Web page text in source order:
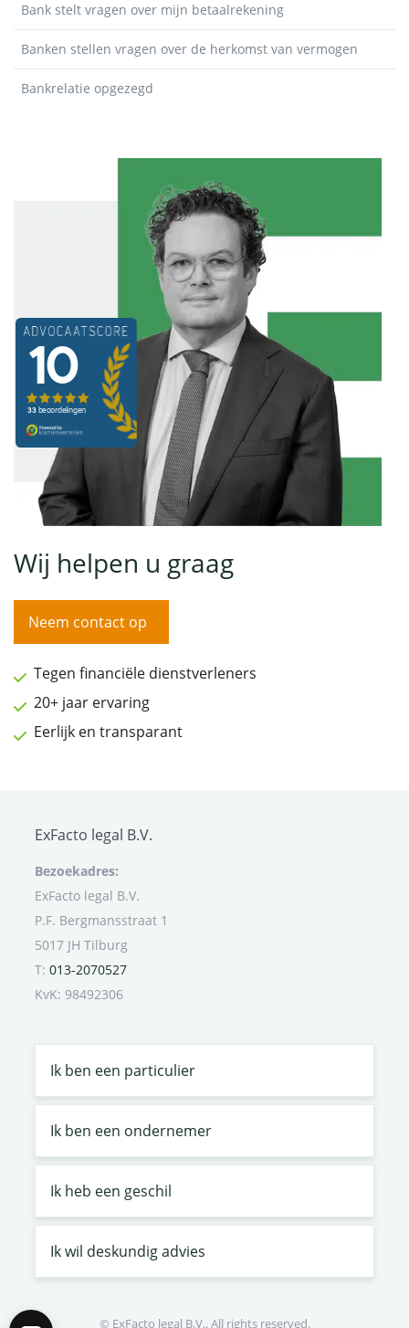
Bank stelt vragen over mijn betaalrekening
Banken stellen vragen over de herkomst van vermogen
Bankrelatie opgezegd
Wij helpen u graag
Neem contact op
Tegen financiële dienstverleners
20+ jaar ervaring
Eerlijk en transparant
ExFacto legal B.V.
Bezoekadres:
ExFacto legal B.V.
P.F. Bergmansstraat 1
5017 JH Tilburg
T: 013-2070527
KvK: 98492306
Ik ben een particulier
Ik ben een ondernemer
Ik heb een geschil
Ik wil deskundig advies
© ExFacto legal B.V.. All rights reserved.